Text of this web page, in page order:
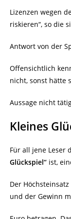
Lizenzen wegen
riskieren“, so die
Antwort von der
Offensichtlich
nicht, sonst hätte
Aussage nicht
Kleines
Für all jene Leser
Glückspiel“ ist,
Der
und der Gewinn